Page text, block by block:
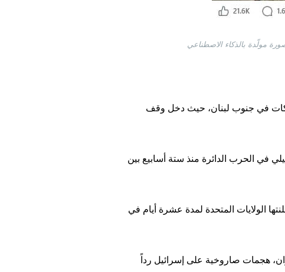
مقتل أحد جنوده خلال اشتباكات في جنوب لبنان، حيث دخل وقف
في الحرب الدائرة منذ ستة أسابيع بين
الولايات المتحدة لمدة عشرة أيام في
المدعوم من طهران، هجمات صاروخية على إسرائيل رداً